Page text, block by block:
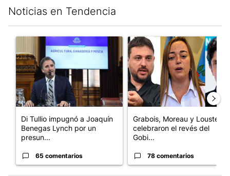
Noticias en Tendencia
Un artículo de tendencia con el título "Di Tullio impugnó a
Di Tullio impugnó a Joaquín
Benegas Lynch por un
presun...
65 comentarios
Un artículo de tendencia con
Grabois, Moreau y Lousteau
celebraron el revés del
Gobi...
78 comentarios